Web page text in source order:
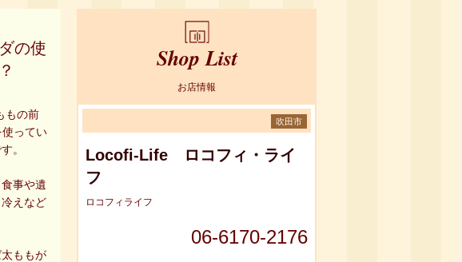
の使
もの前
ってい
。
事や遺
えなど
ももが
Shop List
お店情報
吹田市
Locofi-Life ロコフィ・ライ
フ
ロコフィライフ
06-6170-2176